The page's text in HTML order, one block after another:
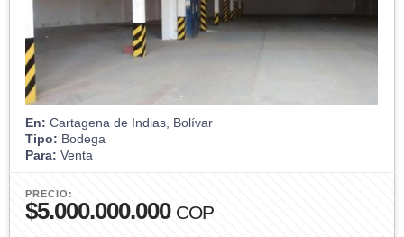
En: Cartagena de Indias, Bolívar
Tipo: Bodega
Para: Venta
PRECIO:
$5.000.000.000 COP